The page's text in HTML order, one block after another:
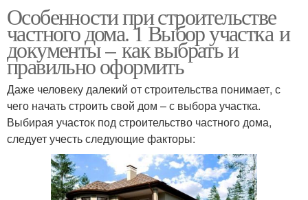
Особенности при строительстве
частного дома. 1 Выбор участка и
документы – как выбрать и
правильно оформить
Даже человеку далекий от строительства понимает, с
чего начать строить свой дом – с выбора участка.
Выбирая участок под строительство частного дома,
следует учесть следующие факторы: